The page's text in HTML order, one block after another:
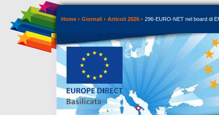
Home Giornali Articoli 2026 296-EURO-NET nel board di